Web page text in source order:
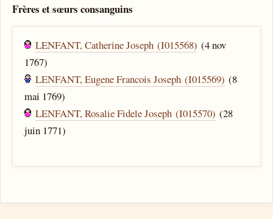
Frères et sœurs consanguins
LENFANT, Catherine Joseph (I015568) (4 nov
1767)
LENFANT, Eugene Francois Joseph (I015569) (8
mai 1769)
LENFANT, Rosalie Fidele Joseph (I015570) (28
juin 1771)